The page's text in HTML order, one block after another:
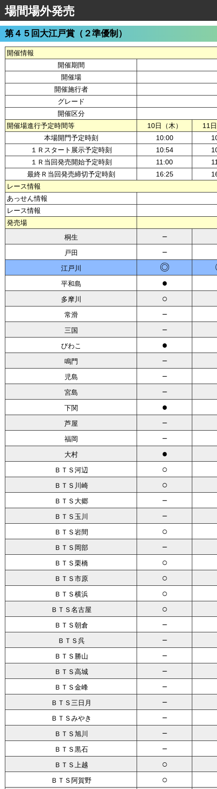
場間場外発売
第４５回大江戸賞（２準優制）
開催情報
開催期間
開催場
開催施行者
グレード
開催区分
開催場進行予定時間等
10日（木）
11
本場開門予定時刻
10:00
１Ｒスタート展示予定時刻
10:54
１Ｒ当回発売開始予定時刻
11:00
最終Ｒ当回発売締切予定時刻
16:25
レース情報
あっせん情報
レース情報
発売場
桐生
－
戸田 －
江戸川 ◎
平和島 ●
多摩川 ○
常滑 －
三国 －
びわこ ●
鳴門 －
児島 －
宮島 －
下関 ●
芦屋 －
福岡 －
大村 ●
ＢＴＳ河辺 ○
ＢＴＳ川崎 ○
ＢＴＳ大郷 －
ＢＴＳ玉川 －
ＢＴＳ岩間 ○
ＢＴＳ岡部 －
ＢＴＳ栗橋 ○
ＢＴＳ市原 ○
ＢＴＳ横浜 ○
ＢＴＳ名古屋 ○
ＢＴＳ朝倉 －
ＢＴＳ呉 －
ＢＴＳ勝山 －
ＢＴＳ高城 －
ＢＴＳ金峰 －
ＢＴＳ三日月 －
ＢＴＳみやき －
ＢＴＳ旭川 －
ＢＴＳ黒石 －
ＢＴＳ上越 ○
ＢＴＳ阿賀野 ○